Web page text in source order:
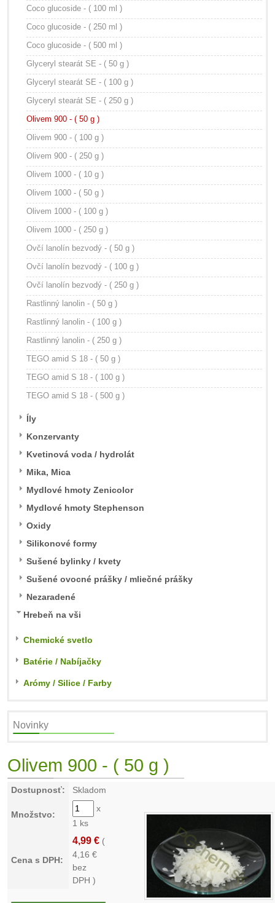
Coco glucoside - ( 100 ml )
Coco glucoside - ( 250 ml )
Coco glucoside - ( 500 ml )
Glyceryl stearát SE - ( 50 g )
Glyceryl stearát SE - ( 100 g )
Glyceryl stearát SE - ( 250 g )
Olivem 900 - ( 50 g )
Olivem 900 - ( 100 g )
Olivem 900 - ( 250 g )
Olivem 1000 - ( 10 g )
Olivem 1000 - ( 50 g )
Olivem 1000 - ( 100 g )
Olivem 1000 - ( 250 g )
Ovčí lanolín bezvodý - ( 50 g )
Ovčí lanolín bezvodý - ( 100 g )
Ovčí lanolín bezvodý - ( 250 g )
Rastlinný lanolin - ( 50 g )
Rastlinný lanolin - ( 100 g )
Rastlinný lanolin - ( 250 g )
TEGO amid S 18 - ( 50 g )
TEGO amid S 18 - ( 100 g )
TEGO amid S 18 - ( 500 g )
Íly
Konzervanty
Kvetinová voda / hydrolát
Mika, Mica
Mydlové hmoty Zenicolor
Mydlové hmoty Stephenson
Oxidy
Silikonové formy
Sušené bylinky / kvety
Sušené ovocné prášky / mliečné prášky
Nezaradené
Hrebeň na vši
Chemické svetlo
Batérie / Nabíjačky
Arómy / Silice / Farby
Novinky
Olivem 900 - ( 50 g )
Dostupnosť: Skladom
Množstvo:
x
1 ks
Cena s DPH:
4,99 € (
4,16 €
bez
DPH )